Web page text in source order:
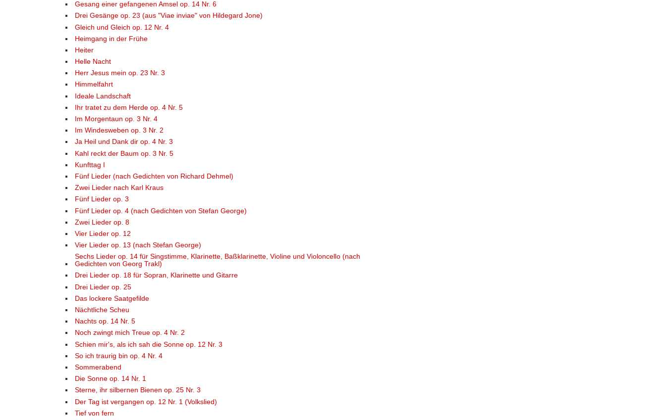
Gesang einer gefangenen Amsel op. 14 Nr. 6
Drei Gesänge op. 23 (aus "Viae inviae" von Hildegard Jone)
Gleich und Gleich op. 12 Nr. 4
Heimgang in der Frühe
Heiter
Helle Nacht
Herr Jesus mein op. 23 Nr. 3
Himmelfahrt
Ideale Landschaft
Ihr tratet zu dem Herde op. 4 Nr. 5
Im Morgentaun op. 3 Nr. 4
Im Windesweben op. 3 Nr. 2
Ja Heil und Dank dir op. 4 Nr. 3
Kahl reckt der Baum op. 3 Nr. 5
Kunfttag I
Fünf Lieder (nach Gedichten von Richard Dehmel)
Zwei Lieder nach Karl Kraus
Fünf Lieder op. 3
Fünf Lieder op. 4 (nach Gedichten von Stefan George)
Zwei Lieder op. 8
Vier Lieder op. 12
Vier Lieder op. 13 (nach Stefan George)
Sechs Lieder op. 14 für Singstimme, Klarinette, Baßklarinette, Violine und Violoncello (nach
Gedichten von Georg Trakl)
Drei Lieder op. 18 für Sopran, Klarinette und Gitarre
Drei Lieder op. 25
Das lockere Saatgefilde
Nächtliche Scheu
Nachts op. 14 Nr. 5
Noch zwingt mich Treue op. 4 Nr. 2
Schien mir's, als ich sah die Sonne op. 12 Nr. 3
So ich traurig bin op. 4 Nr. 4
Sommerabend
Die Sonne op. 14 Nr. 1
Sterne, ihr silbernen Bienen op. 25 Nr. 3
Der Tag ist vergangen op. 12 Nr. 1 (Volkslied)
Tief von fern